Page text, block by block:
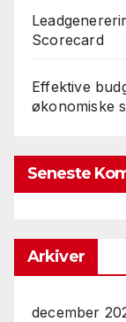
Scorecard
Effektive
økonomiske
Seneste
Arkiver
december